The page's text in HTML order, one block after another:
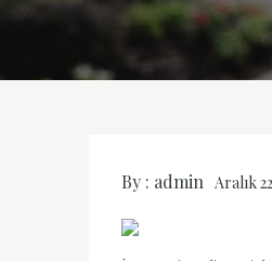
By : admin Aralık